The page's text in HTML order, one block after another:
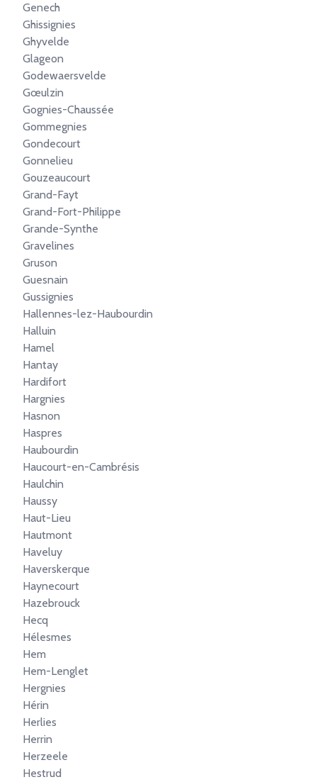
Genech
Ghissignies
Ghyvelde
Glageon
Godewaersvelde
Gœulzin
Gognies-Chaussée
Gommegnies
Gondecourt
Gonnelieu
Gouzeaucourt
Grand-Fayt
Grand-Fort-Philippe
Grande-Synthe
Gravelines
Gruson
Guesnain
Gussignies
Hallennes-lez-Haubourdin
Halluin
Hamel
Hantay
Hardifort
Hargnies
Hasnon
Haspres
Haubourdin
Haucourt-en-Cambrésis
Haulchin
Haussy
Haut-Lieu
Hautmont
Haveluy
Haverskerque
Haynecourt
Hazebrouck
Hecq
Hélesmes
Hem
Hem-Lenglet
Hergnies
Hérin
Herlies
Herrin
Herzeele
Hestrud